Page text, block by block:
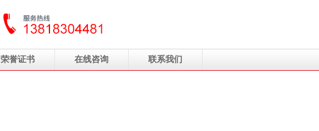
荣誉证书 在线咨询 联系我们